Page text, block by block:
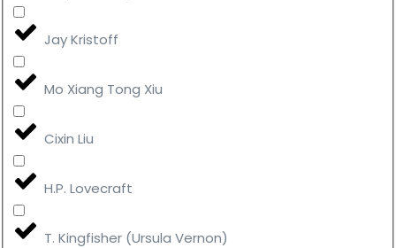
Jay Kristoff
Mo Xiang Tong Xiu
Cixin Liu
H.P. Lovecraft
T. Kingfisher (Ursula Vernon)